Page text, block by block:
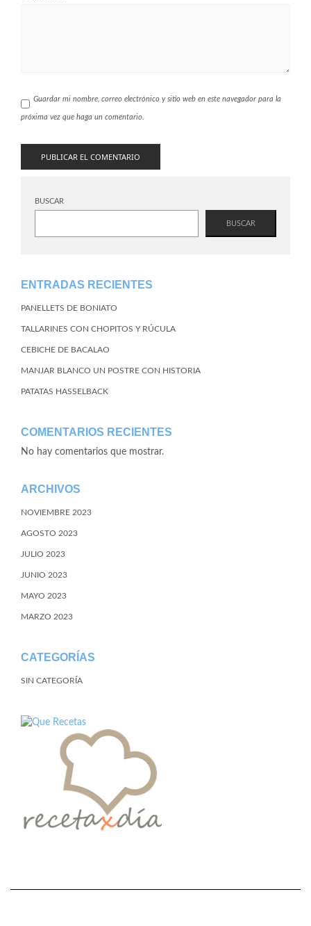
Guardar mi nombre, correo electrónico y sitio web en este navegador para la
próxima vez que haga un comentario.
BUSCAR
BUSCAR
ENTRADAS RECIENTES
PANELLETS DE BONIATO
TALLARINES CON CHOPITOS Y RÚCULA
CEBICHE DE BACALAO
MANJAR BLANCO UN POSTRE CON HISTORIA
PATATAS HASSELBACK
COMENTARIOS RECIENTES
No hay comentarios que mostrar.
ARCHIVOS
NOVIEMBRE 2023
AGOSTO 2023
JULIO 2023
JUNIO 2023
MAYO 2023
MARZO 2023
CATEGORÍAS
SIN CATEGORÍA